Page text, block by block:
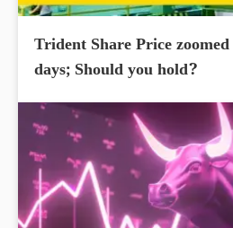
Trident Share Price
days; Should you hold?